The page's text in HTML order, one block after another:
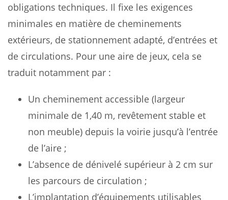
obligations techniques. Il fixe les exigences
minimales en matière de cheminements
extérieurs, de stationnement adapté, d’entrées et
de circulations. Pour une aire de jeux, cela se
traduit notamment par :
Un cheminement accessible (largeur
minimale de 1,40 m, revêtement stable et
non meuble) depuis la voirie jusqu’à l’entrée
de l’aire ;
L’absence de dénivelé supérieur à 2 cm sur
les parcours de circulation ;
L’implantation d’équipements utilisables